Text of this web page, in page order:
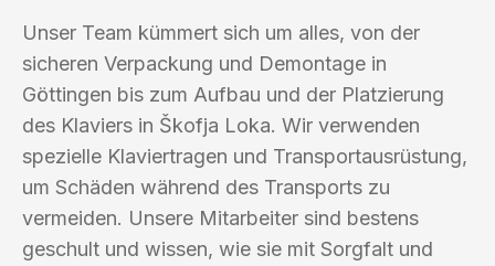
Unser Team kümmert sich um alles, von der
sicheren Verpackung und Demontage in
Göttingen bis zum Aufbau und der Platzierung
des Klaviers in Škofja Loka. Wir verwenden
spezielle Klaviertragen und Transportausrüstung,
um Schäden während des Transports zu
vermeiden. Unsere Mitarbeiter sind bestens
geschult und wissen, wie sie mit Sorgfalt und